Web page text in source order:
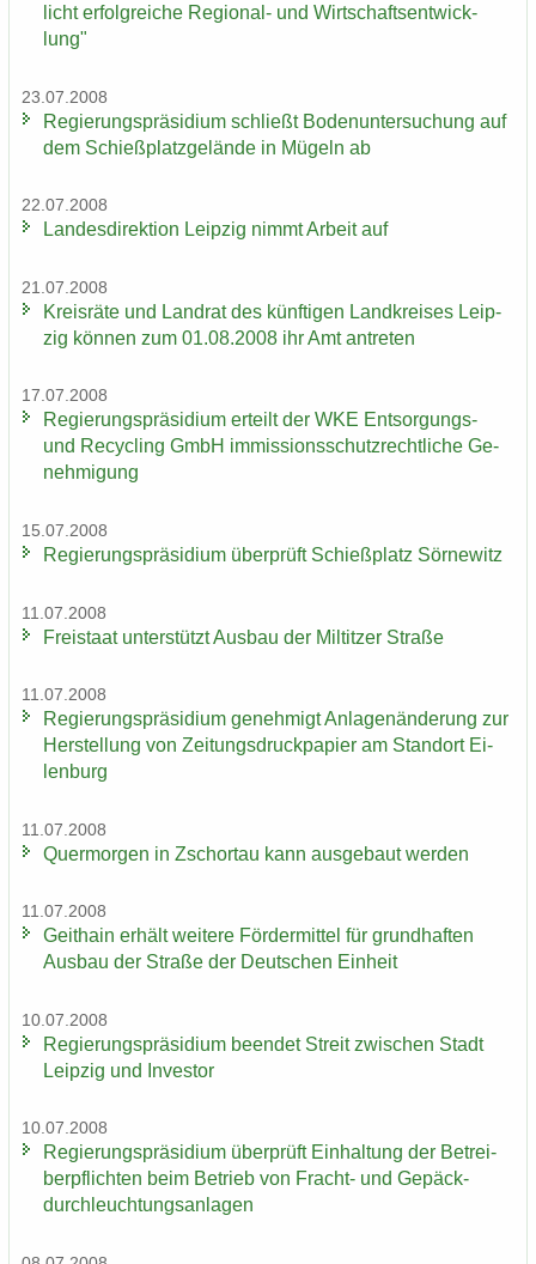
licht er­folg­rei­che Regional-​ und Wirt­schafts­ent­wick­
lung"
23.07.2008
Re­gie­rungs­prä­si­di­um schließt Bo­den­un­ter­su­chung auf
dem Schieß­platz­ge­län­de in Mü­geln ab
22.07.2008
Lan­des­di­rek­ti­on Leip­zig nimmt Ar­beit auf
21.07.2008
Kreis­rä­te und Land­rat des künf­ti­gen Land­krei­ses Leip­
zig kön­nen zum 01.08.2008 ihr Amt an­tre­ten
17.07.2008
Re­gie­rungs­prä­si­di­um er­teilt der WKE Entsorgungs-​
und Re­cy­cling GmbH im­mis­si­ons­schutz­recht­li­che Ge­
neh­mi­gung
15.07.2008
Re­gie­rungs­prä­si­di­um über­prüft Schieß­platz Sör­ne­witz
11.07.2008
Frei­staat un­ter­stützt Aus­bau der Mil­tit­zer Stra­ße
11.07.2008
Re­gie­rungs­prä­si­di­um ge­neh­migt An­la­gen­än­de­rung zur
Her­stel­lung von Zei­tungs­druck­pa­pier am Stand­ort Ei­
len­burg
11.07.2008
Quer­mor­gen in Zschor­tau kann aus­ge­baut wer­den
11.07.2008
Geit­hain er­hält wei­te­re För­der­mit­tel für grund­haf­ten
Aus­bau der Stra­ße der Deut­schen Ein­heit
10.07.2008
Re­gie­rungs­prä­si­di­um be­en­det Streit zwi­schen Stadt
Leip­zig und In­ves­tor
10.07.2008
Re­gie­rungs­prä­si­di­um über­prüft Ein­hal­tung der Be­trei­
ber­pflich­ten beim Be­trieb von Fracht-​ und Ge­päck­
durch­leuch­tungs­an­la­gen